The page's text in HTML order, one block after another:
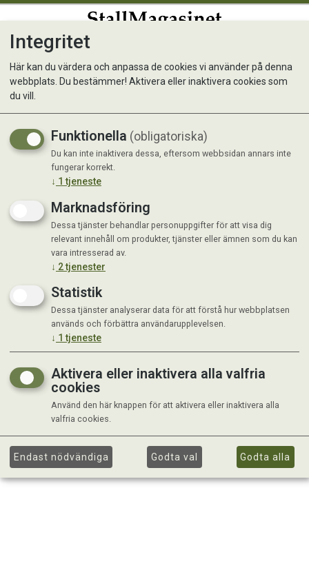
Kunde inte hitta produkten
Integritet
Här kan du värdera och anpassa de cookies vi använder på denna
webbplats. Du bestämmer! Aktivera eller inaktivera cookies som
du vill.
Funktionella (obligatoriska)
Du kan inte inaktivera dessa, eftersom webbsidan annars inte
fungerar korrekt.
↓ 1 tjeneste
Marknadsföring
Dessa tjänster behandlar personuppgifter för att visa dig
relevant innehåll om produkter, tjänster eller ämnen som du kan
vara intresserad av.
↓ 2tjenester
Statistik
Dessa tjänster analyserar data för att förstå hur webbplatsen
används och förbättra användarupplevelsen.
↓ 1 tjeneste
Aktivera eller inaktivera alla valfria
cookies
Använd den här knappen för att aktivera eller inaktivera alla
valfria cookies.
Endast nödvändiga Godta val Godta alla